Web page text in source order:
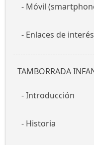
Móvil
Enlaces de interés
TAMBORRADA
Introducción
Historia